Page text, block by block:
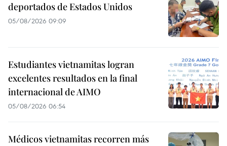
deportados de Estados Unidos
05/08/2026 09:09
Estudiantes vietnamitas logran
excelentes resultados en la final
internacional de AIMO
05/08/2026 06:54
Médicos vietnamitas recorren más